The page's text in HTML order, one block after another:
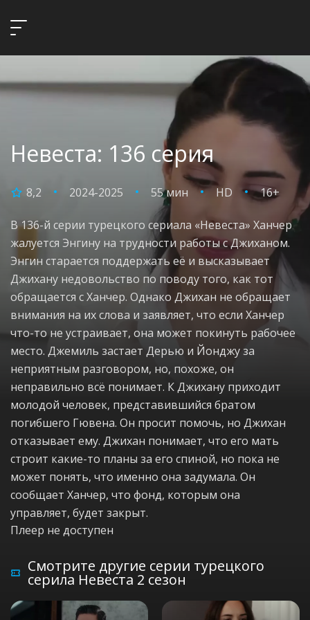
Невеста: 136 серия
8,2 2024-2025 55 мин HD 16+
В 136-й серии турецкого сериала «Невеста» Ханчер
жалуется Энгину на трудности работы с Джиханом.
Энгин старается поддержать её и высказывает
Джихану недовольство по поводу того, как тот
обращается с Ханчер. Однако Джихан не обращает
внимания на их слова и заявляет, что если Ханчер
что-то не устраивает, она может покинуть рабочее
место. Джемиль застает Дерью и Йонджу за
неприятным разговором, но, похоже, он
неправильно всё понимает. К Джихану приходит
молодой человек, представившийся братом
погибшего Гювена. Он просит помочь, но Джихан
отказывает ему. Джихан понимает, что его мать
строит какие-то планы за его спиной, но пока не
может понять, что именно она задумала. Он
сообщает Ханчер, что фонд, которым она
управляет, будет закрыт.
Плеер не доступен
Смотрите другие серии турецкого
серила Невеста 2 сезон